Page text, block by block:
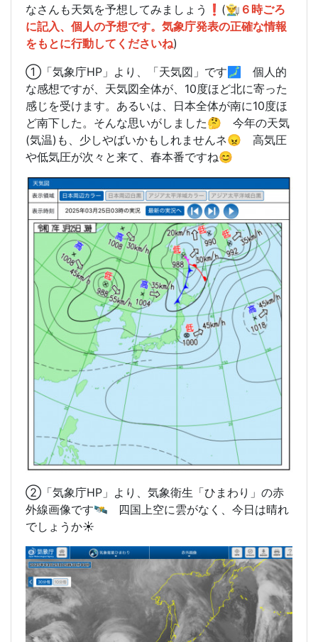
なさんも天気を予想してみましょう❗️(👨‍🌾６時ごろ
に記入、個人の予想です。気象庁発表の正確な情報
をもとに行動してくださいね)
①「気象庁HP」より、「天気図」です🗾 個人的
な感想ですが、天気図全体が、10度ほど北に寄った
感じを受けます。あるいは、日本全体が南に10度ほ
ど南下した。そんな思いがしました🤔 今年の天気
(気温)も、少しやばいかもしれませんネ😠 高気圧
や低気圧が次々と来て、春本番ですね😊
②「気象庁HP」より、気象衛生「ひまわり」の赤
外線画像です🛰️ 四国上空に雲がなく、今日は晴れ
でしょうか☀️